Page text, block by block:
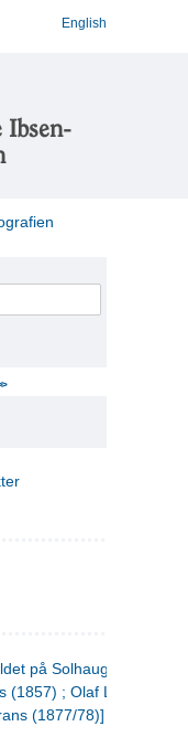
English
Ibsen-
på Solhaug (1883) ;
(1857) ; Olaf Liljekrans
(1877/78)]